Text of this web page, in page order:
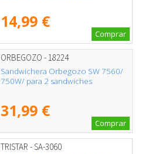
14,99 €
Comprar
ORBEGOZO - 18224
Sandwichera Orbegozo SW 7560/
750W/ para 2 sandwiches
31,99 €
Comprar
TRISTAR - SA-3060